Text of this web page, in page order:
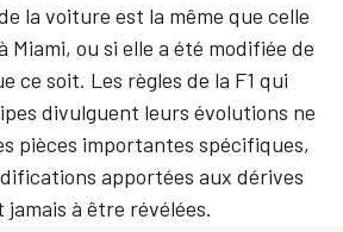
la voiture est la même que celle
Miami, ou si elle a été modifiée de
ce soit. Les règles de la F1 qui
divulguent leurs évolutions ne
pièces importantes spécifiques,
apportées aux dérives
à être révélées.